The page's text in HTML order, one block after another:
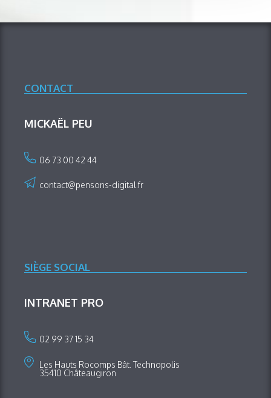
CONTACT
MICKAËL PEU
06 73 00 42 44
contact@pensons-digital.fr
SIÈGE SOCIAL
INTRANET PRO
02 99 37 15 34
Les Hauts Rocomps Bât. Technopolis
35410 Châteaugiron